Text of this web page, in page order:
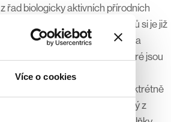
Více o cookies
řad biologicky aktivních přírodních
z černého pepře. Řada výrobců si je již
kurkumy piperin přidává. Zcela
nejrůznějších tzv. nosičů, které jsou
ještě navýšit. Kurkumin v
takový nosič navázán, konktrétně
cyklický oligosacharid, složený z